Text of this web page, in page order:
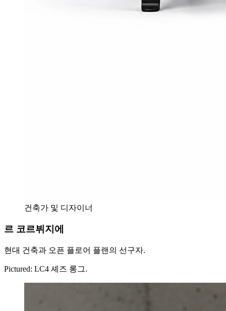
건축가 및 디자이너
르 코르뷔지에
현대 건축과 오픈 플로어 플랜의 선구자.
Pictured: LC4 셰즈 롱그.